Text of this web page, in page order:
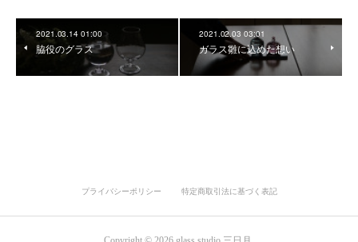
2021.03.14 01:00
脇役のグラス
2021.02.03 03:01
ガラス雛に込めた想い
プライバシーポリシー 特定商取引法に基づく表記